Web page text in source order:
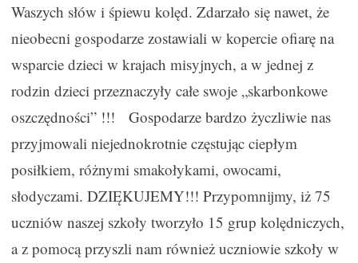
Waszych słów i śpiewu kolęd. Zdarzało się nawet, że
nieobecni gospodarze zostawiali w kopercie ofiarę na
wsparcie dzieci w krajach misyjnych, a w jednej z
rodzin dzieci przeznaczyły całe swoje „skarbonkowe
oszczędności” !!! Gospodarze bardzo życzliwie nas
przyjmowali niejednokrotnie częstując ciepłym
posiłkiem, różnymi smakołykami, owocami,
słodyczami. DZIĘKUJEMY!!! Przypomnijmy, iż 75
uczniów naszej szkoły tworzyło 15 grup kolędniczych,
a z pomocą przyszli nam również uczniowie szkoły w